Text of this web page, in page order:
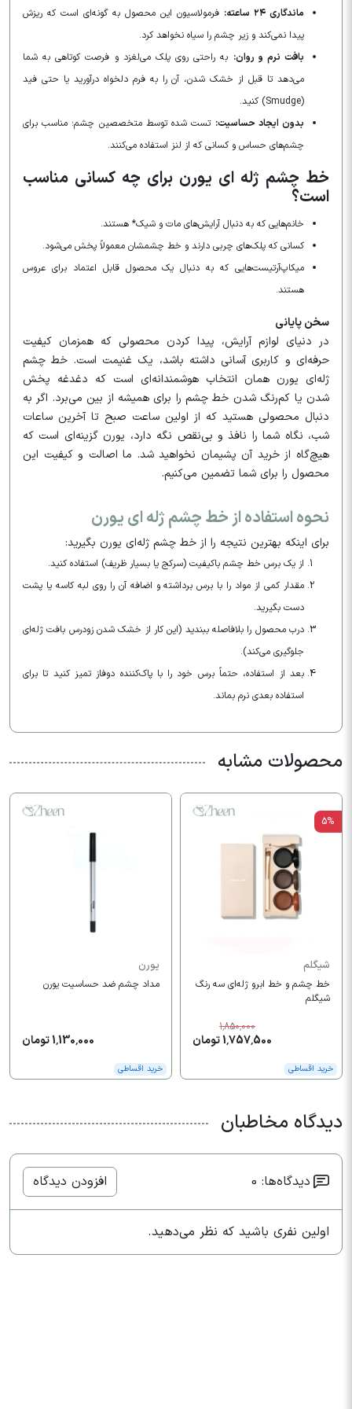
ماندگاری ۲۴ ساعته:
فرمولاسیون این محصول به گونه‌ای است که ریزش
پیدا نمی‌کند و زیر چشم را سیاه نخواهد کرد.
بافت نرم و روان: به راحتی روی پلک می‌لغزد و فرصت کوتاهی به شما
می‌دهد تا قبل از خشک شدن، آن را به فرم دلخواه درآورید یا حتی فید
(Smudge) کنید.
بدون ایجاد حساسیت: تست شده توسط متخصصین چشم؛ مناسب برای
چشم‌های حساس و کسانی که از لنز استفاده می‌کنند.
خط چشم ژله ای یورن برای چه کسانی مناسب
است؟
خانم‌هایی که به دنبال آرایش‌های مات و شیک* هستند.
کسانی که پلک‌های چربی دارند و خط چشمشان معمولاً پخش می‌شود.
میکاپ‌آرتیست‌هایی که به دنبال یک محصول قابل اعتماد برای عروس
هستند.
سخن پایانی
در دنیای لوازم آرایش، پیدا کردن محصولی که همزمان کیفیت
حرفه‌ای و کاربری آسانی داشته باشد، یک غنیمت است. خط چشم
ژله‌ای یورن همان انتخاب هوشمندانه‌ای است که دغدغه پخش
شدن یا کم‌رنگ شدن خط چشم را برای همیشه از بین می‌برد. اگر به
دنبال محصولی هستید که از اولین ساعت صبح تا آخرین ساعات
شب، نگاه شما را نافذ و بی‌نقص نگه دارد، یورن گزینه‌ای است که
هیچ‌گاه از خرید آن پشیمان نخواهید شد. ما اصالت و کیفیت این
محصول را برای شما تضمین می‌کنیم.
نحوه استفاده از خط چشم ژله ای یورن
برای اینکه بهترین نتیجه را از خط چشم ژله‌ای یورن بگیرید:
از یک برس خط چشم باکیفیت (سرکج یا بسیار ظریف) استفاده کنید.
مقدار کمی از مواد را با برس برداشته و اضافه آن را روی لبه کاسه یا پشت
دست بگیرید.
درب محصول را بلافاصله ببندید (این کار از خشک شدن زودرس بافت ژله‌ای
جلوگیری می‌کند).
بعد از استفاده، حتماً برس خود را با پاک‌کننده دوفاز تمیز کنید تا برای
استفاده بعدی نرم بماند.
محصولات مشابه
5%
شیگلم
خط چشم و خط ابرو ژله‌ای سه رنگ
شیگلم
1,850,000
1,757,500 تومان
خرید اقساطی
یورن
مداد چشم ضد حساسیت یورن
1,130,000 تومان
خرید اقساطی
دیدگاه مخاطبان
دیدگاه‌ها: 0 افزودن دیدگاه
اولین نفری باشید که نظر می‌دهید.